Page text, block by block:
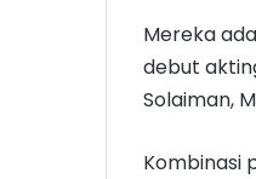
Mereka
debut
Solaiman,
Kombinasi